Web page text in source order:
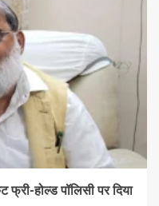
होल्ड पॉलिसी पर दिया